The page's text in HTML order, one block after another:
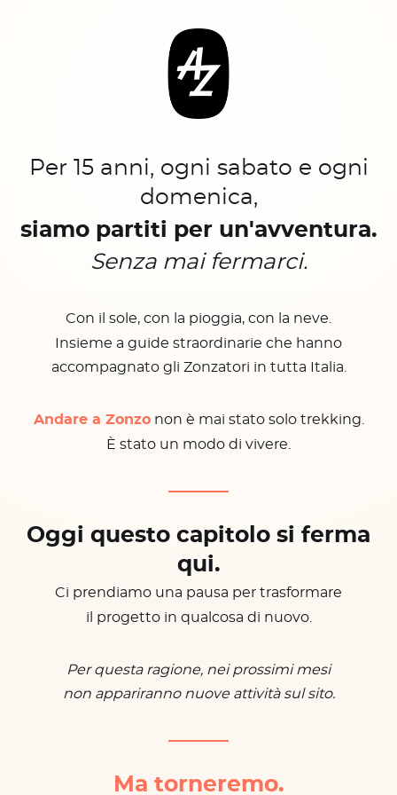
Per 15 anni, ogni sabato e ogni
domenica,
siamo partiti per un'avventura.
Senza mai fermarci.
Con il sole, con la pioggia, con la neve.
Insieme a guide straordinarie che hanno
accompagnato gli Zonzatori in tutta Italia.
Andare a Zonzonon è mai stato solo trekking.
È stato un modo di vivere.
Oggi questo capitolo si ferma
qui.
Ci prendiamo una pausa per trasformare
il progetto in qualcosa di nuovo.
Per questa ragione, nei prossimi mesi
non appariranno nuove attività sul sito.
Ma torneremo.